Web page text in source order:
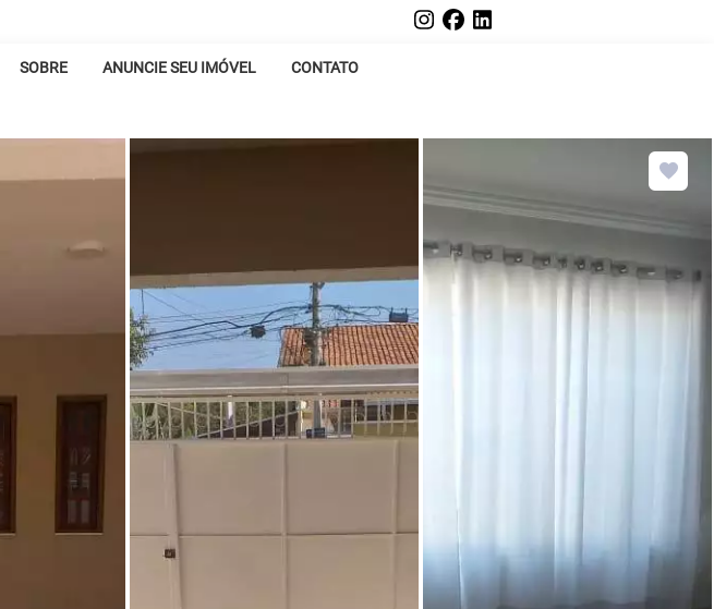
SOBRE ANUNCIE SEU IMÓVEL CONTATO